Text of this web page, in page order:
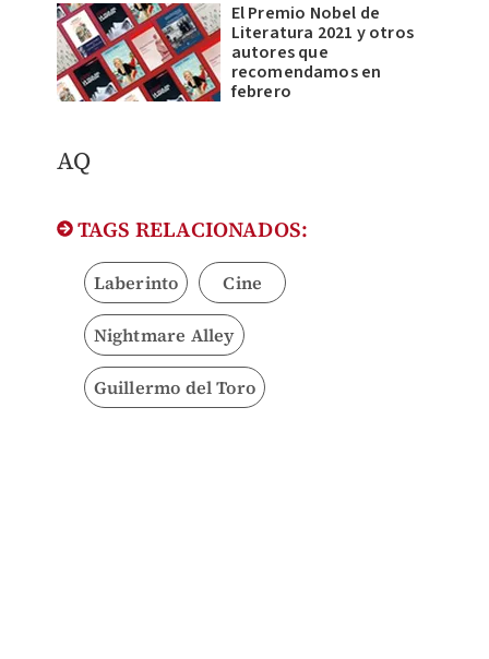
El Premio Nobel de
Literatura 2021 y otros
autores que
recomendamos en
febrero
AQ
TAGS RELACIONADOS:
Laberinto Cine
Nightmare Alley
Guillermo del Toro